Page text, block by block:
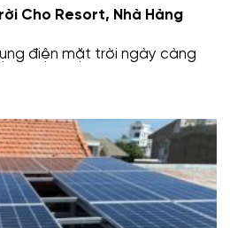
Cho Resort, Nhà Hàng
điện mặt trời ngày càng